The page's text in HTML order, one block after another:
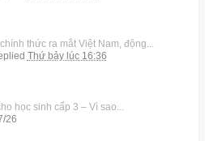
thức ra mắt Việt Nam, động...
Thứ bảy lúc 16:36
học sinh cấp 3 – Vì sao...
26